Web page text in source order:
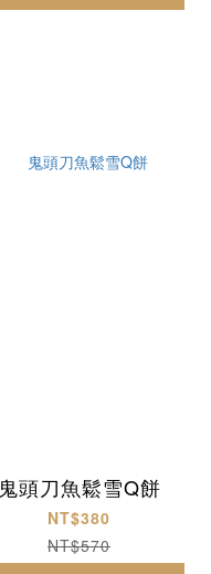
鬼頭刀魚鬆雪Q餅
NT$380
NT$570